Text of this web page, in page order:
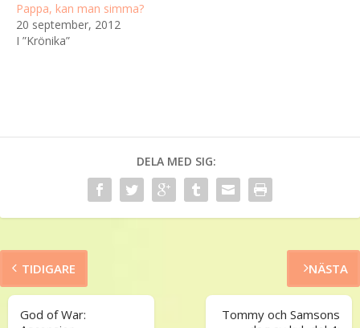
Pappa, kan man simma?
20 september, 2012
I ”Krönika”
DELA MED SIG:
TIDIGARE
God of War:
NÄSTA
Tommy och Samsons